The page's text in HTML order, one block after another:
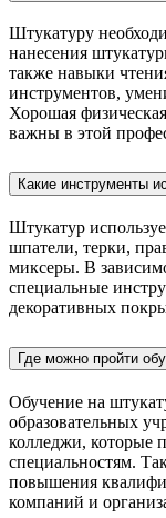
Штукатуру
нанесения
также навыки
инструментов,
Хорошая
важны в этой
Какие инструменты
Штукатур
шпатели, терки,
миксеры. В
специальные
декоративных
Где можно пройти
Обучение на
образовательных
колледжи, которые
специальностям.
повышения
компаний и